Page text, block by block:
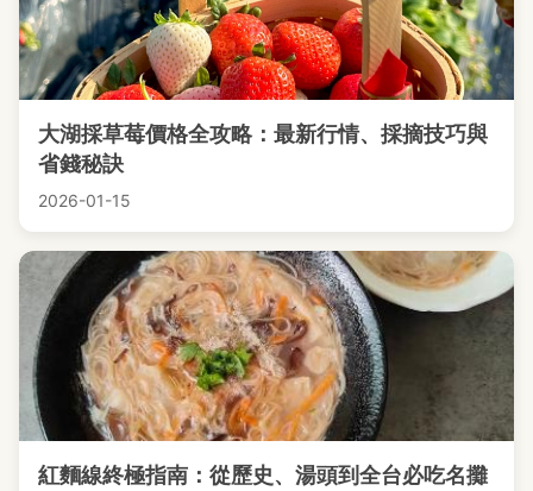
大湖採草莓價格全攻略：最新行情、採摘技巧與
省錢秘訣
2026-01-15
紅麵線終極指南：從歷史、湯頭到全台必吃名攤